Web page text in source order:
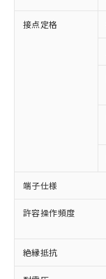
接点定格
端子仕様
許容操作頻度
絶縁抵抗
以下の条
本
商
(税
本
こ
在
記
タ
覧
対応予定
有に対応
対応予定
非含有に
調査・確
非含有の
非該当品
害物質有
仕入先様
いたもの
むを得ず
鉛(Pb)
六価クロム
※1 中
「○」：
基準値以
「×」：
基準値を
「－」：
*中国
Pb(鉛)
当
為
（
ま
国
可)